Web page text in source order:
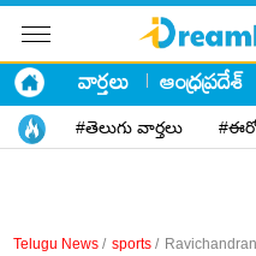
వార్తలు ఆంధ్రప్రదేశ్
#తెలుగు వార్తలు
Telugu News / sports /